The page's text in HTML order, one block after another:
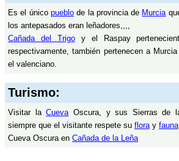
Es el único pueblode la provincia de Murcia
los antepasados eran leñadores,,,,
Cañada del Trigoy el Raspay
respectivamente, también pertenecen a
el valenciano.
Turismo:
Visitar laCuevaOscura, y sus Sierras de
siempre que el visitante respete su floray fauna
Cueva Oscura en Cañada de la Leña